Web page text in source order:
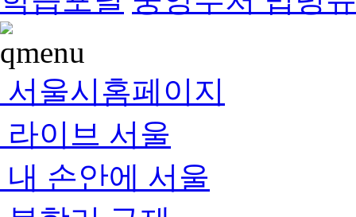
서울시홈페이지
라이브 서울
내 손안에 서울